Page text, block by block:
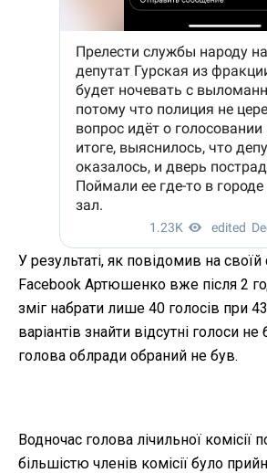
У результаті, як повідомив на своїй
Facebook Артюшенко вже після 2
зміг набрати лише 40 голосів при
варіантів знайти відсутні голоси
голова облради обраний не був.
Водночас голова лічильної комісії
більшістю членів комісії було